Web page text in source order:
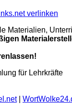
verlinken
Materialien,
für Lehrkräfte
|